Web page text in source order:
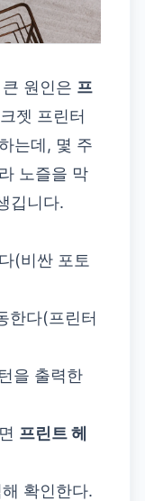
원인은 프
젯 프린터
는데, 몇 주
노즐을 막
깁니다.
(비싼 포토
한다(프린터
을 출력한
프린트 헤
확인한다.